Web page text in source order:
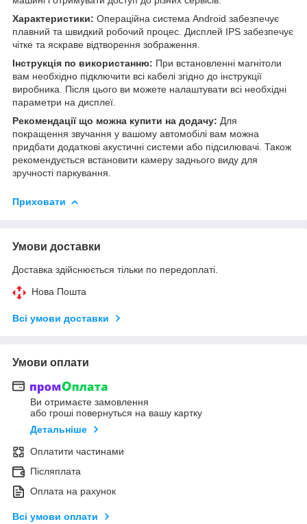
Характеристики: Операційна система Android забезпечує
плавний та швидкий робочий процес. Дисплей IPS забезпечує
чітке та яскраве відтворення зображення.
Інструкція по використанню: При встановленні магнітоли
вам необхідно підключити всі кабелі згідно до інструкції
виробника. Після цього ви можете налаштувати всі необхідні
параметри на дисплеї.
Рекомендації що можна купити на додачу: Для
покращення звучання у вашому автомобілі вам можна
придбати додаткові акустичні системи або підсилювачі. Також
рекомендується встановити камеру заднього виду для
зручності паркування.
Приховати
Умови доставки
Доставка здійснюється тільки по передоплаті.
Нова Пошта
Всі умови доставки
Умови оплати
Ви отримаєте замовлення
або гроші повернуться на вашу картку
Детальніше
Оплатити частинами
Післяплата
Оплата на рахунок
Всі умови оплати